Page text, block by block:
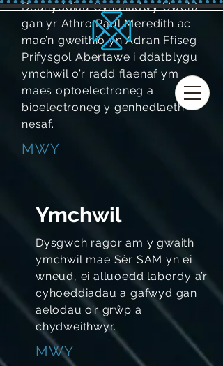
Deunyddiau Cynaliadwy Uwch)
gan yr Athro Paul Meredith ac
mae’n gweithio yn Adran Ffiseg
Prifysgol Abertawe i ddatblygu
ymchwil o’r radd flaenaf ym
maes optoelectroneg a
bioelectroneg y genhedlaeth
nesaf.
MWY
Ymchwil
Dysgwch ragor am y gwaith
ymchwil mae Sêr SAM yn ei
wneud, ei alluoedd labordy a’r
cyhoeddiadau a gafwyd gan
aelodau o’r grŵp a
chydweithwyr.
MWY